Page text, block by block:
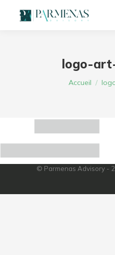
logo-
Vous êtes ici :
Accueil
© Parmenas Advisory -